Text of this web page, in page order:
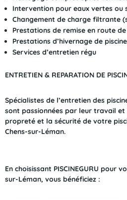
Intervention pour eaux vertes ou
Changement de charge filtrante
Prestations de remise en route
Prestations d’hivernage de piscine
Services d’entretien régu
ENTRETIEN & REPARATION DE
Spécialistes de l’entretien des
sont passionnées par leur travail et
propreté et la sécurité de votre
Chens-sur-Léman.
En choisissant PISCINEGURU pour
sur-Léman, vous bénéficiez :